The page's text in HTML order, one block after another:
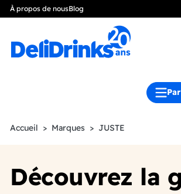
À propos de nousBlog
Accueil Marques JUSTE
Découvrez la